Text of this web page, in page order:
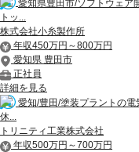
愛知県豊田市/ソフトウェア
トッ...
株式会社小糸製作所
年収450万円～800万円
愛知県 豊田市
正社員
詳細を見る
愛知/豊田/塗装プラントの
休...
トリニティ工業株式会社
年収500万円～700万円